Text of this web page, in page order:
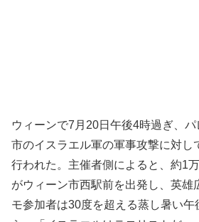
ウィーンで7月20日午後4時過ぎ、
市のイスラエル軍の軍事攻撃に対し
行われた。主催者側によると、約1
がウィーン市西駅前を出発し、英雄
モ参加者は30度を超える蒸し暑い午